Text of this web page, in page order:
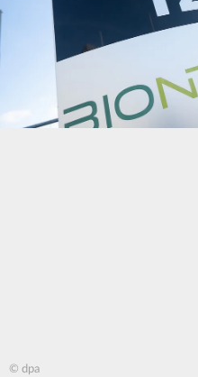
© dpa